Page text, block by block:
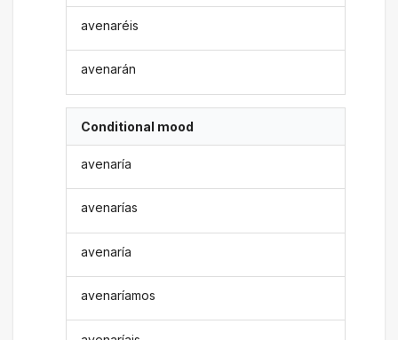
avenaréis
avenarán
Conditional mood
avenaría
avenarías
avenaría
avenaríamos